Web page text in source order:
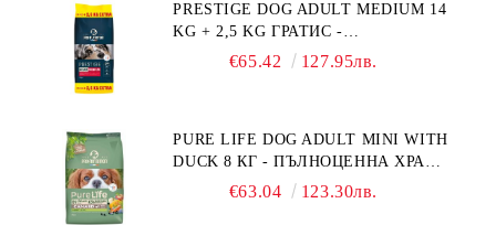
"РЕГУЛИРАНЕ НА ВНОСА НА
ГЛЮКОЗА (DIABETES MELLITUS)."
PRESTIGE DOG ADULT MEDIUM 14
KG + 2,5 KG ГРАТИС -
ПЪЛНОЦЕННА ХРАНА ЗА
€65.42 127.95лв.
PURE LIFE DOG ADULT MINI WITH
DUCK 8 КГ - ПЪЛНОЦЕННА ХРАНА
ЗА ПОРАСНАЛИ КУЧЕТА ОТ
€63.04 123.30лв.